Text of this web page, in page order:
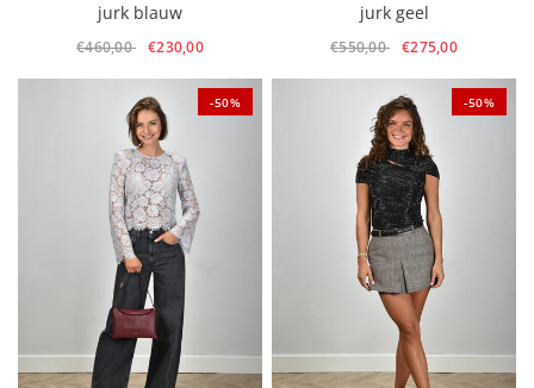
jurk blauw
€460,00 €230,00
jurk geel
€550,00 €275,00
-50% -50%